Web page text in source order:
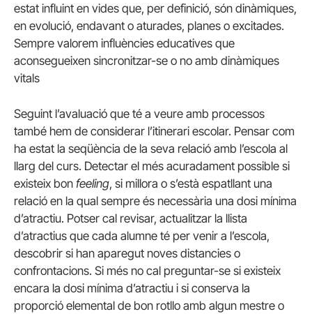
estat influint en vides que, per definició, són dinàmiques,
en evolució, endavant o aturades, planes o excitades.
Sempre valorem influències educatives que
aconsegueixen sincronitzar-se o no amb dinàmiques
vitals
Seguint l’avaluació que té a veure amb processos
també hem de considerar l’itinerari escolar. Pensar com
ha estat la seqüència de la seva relació amb l’escola al
llarg del curs. Detectar el més acuradament possible si
existeix bon feeling, si millora o s’està espatllant una
relació en la qual sempre és necessària una dosi mínima
d’atractiu. Potser cal revisar, actualitzar la llista
d’atractius que cada alumne té per venir a l’escola,
descobrir si han aparegut noves distancies o
confrontacions. Si més no cal preguntar-se si existeix
encara la dosi mínima d’atractiu i si conserva la
proporció elemental de bon rotllo amb algun mestre o